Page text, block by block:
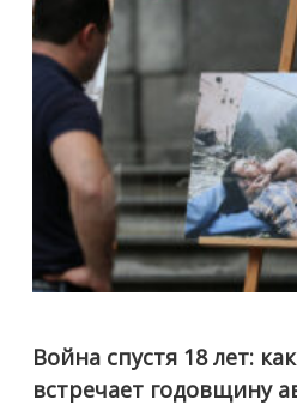
канал
Война спустя 18 лет:
встречает годовщину